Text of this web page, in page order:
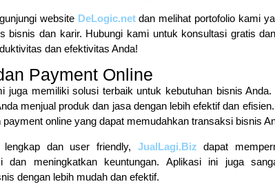
website DeLogic.netdan melihat portofolio kami
bisnis dan karir. Hubungi kami untuk konsultasi gratis
dan efektivitas Anda!
Payment Online
juga memiliki solusi terbaik untuk kebutuhan bisnis Anda.
menjual produk dan jasa dengan lebih efektif dan
payment online yang dapat memudahkan transaksi bisnis
lengkap dan user friendly, JualLagi.Biz dapat
dan meningkatkan keuntungan. Aplikasi ini juga
dengan lebih mudah dan efektif.